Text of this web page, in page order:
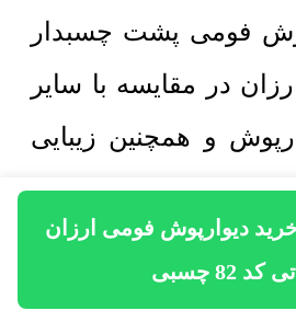
دیوارپوش فومی ارزان
82 چسبی
فومی پشت چسبدار
در مقایسه با سایر
و همچنین زیبایی
از دیوارپوش
عنوان بین کابینتی نیز
در اینگونه موارد باید